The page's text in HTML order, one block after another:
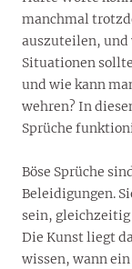
manchmal
auszuteilen, und
Situationen
und wie kann
wehren? In
Sprüche
Böse Sprüche
Beleidigungen.
sein,
Die Kunst liegt
wissen, wann